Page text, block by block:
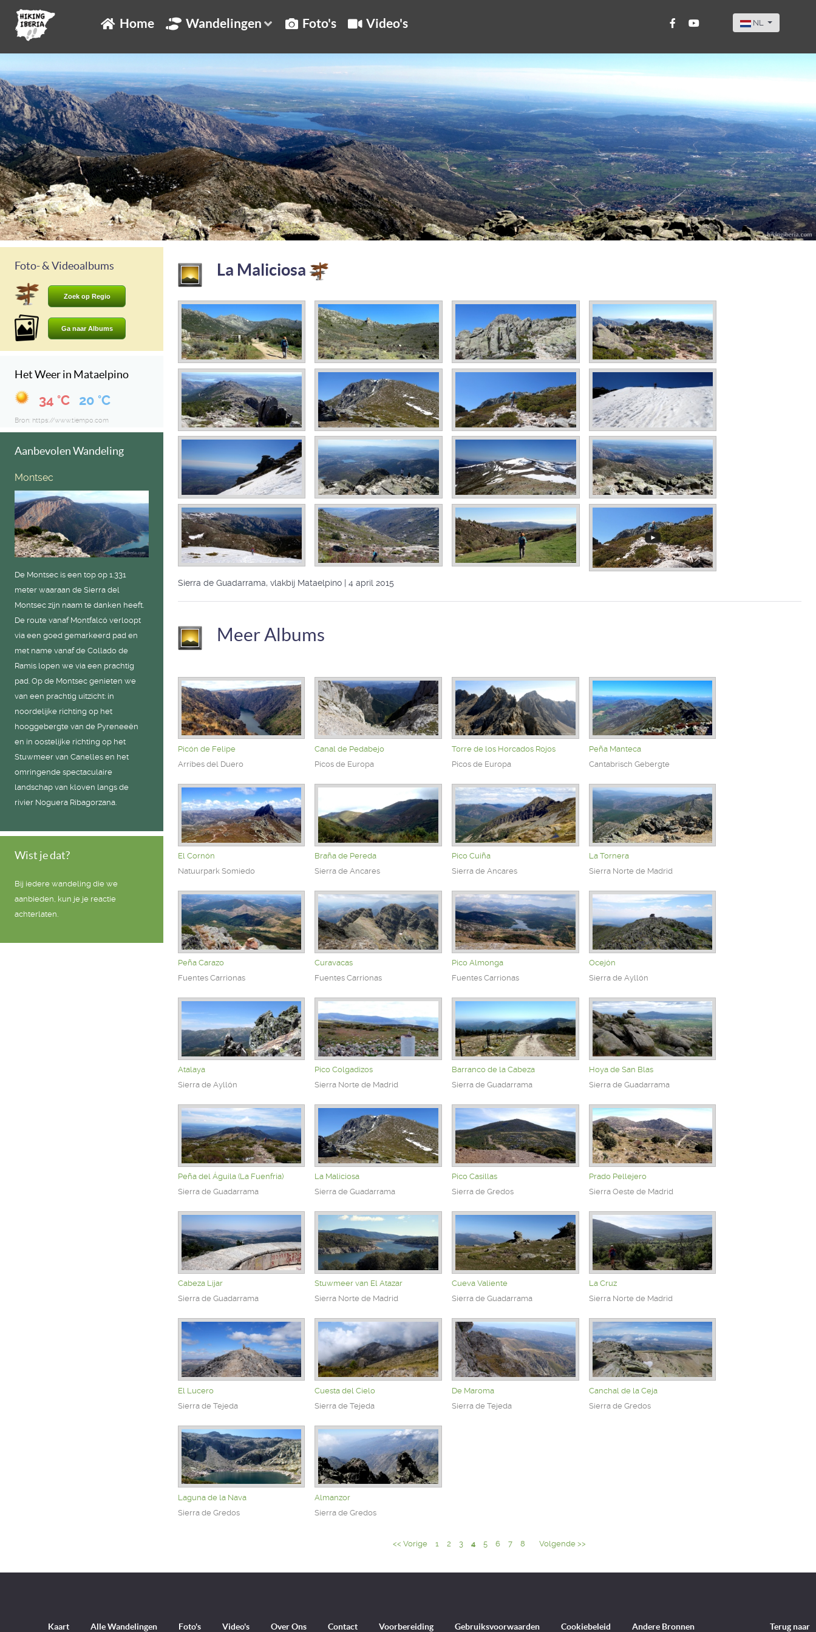
Home Wandelingen Foto's Video's Selecteer de taal
NL
Foto- & Videoalbums
Zoek op Regio
Ga naar Albums
Het Weer in Mataelpino
34 °C 20 °C
Bron: https://www.tiempo.com
Aanbevolen Wandeling
Montsec
De Montsec is een top op 1.331
meter waaraan de Sierra del
Montsec zijn naam te danken heeft.
De route vanaf Montfalcó verloopt
via een goed gemarkeerd pad en
met name vanaf de Collado de
Ramis lopen we via een prachtig
pad. Op de Montsec genieten we
van een prachtig uitzicht: in
noordelijke richting op het
hooggebergte van de Pyreneeën
en in oostelijke richting op het
Stuwmeer van Canelles en het
omringende spectaculaire
landschap van kloven langs de
rivier Noguera Ribagorzana.
Wist je dat?
Bij iedere wandeling die we
aanbieden, kun je je reactie
achterlaten.
La Maliciosa
Sierra de Guadarrama, vlakbij Mataelpino | 4 april 2015
Meer Albums
Picón de Felipe
Arribes del Duero
Canal de Pedabejo
Picos de Europa
Torre de los Horcados Rojos
Picos de Europa
Peña Manteca
Cantabrisch Gebergte
El Cornón
Natuurpark Somiedo
Braña de Pereda
Sierra de Ancares
Pico Cuiña
Sierra de Ancares
La Tornera
Sierra Norte de Madrid
Peña Carazo
Fuentes Carrionas
Curavacas
Fuentes Carrionas
Pico Almonga
Fuentes Carrionas
Ocejón
Sierra de Ayllón
Atalaya
Sierra de Ayllón
Pico Colgadizos
Sierra Norte de Madrid
Barranco de la Cabeza
Sierra de Guadarrama
Hoya de San Blas
Sierra de Guadarrama
Peña del Águila (La Fuenfría)
Sierra de Guadarrama
La Maliciosa
Sierra de Guadarrama
Pico Casillas
Sierra de Gredos
Prado Pellejero
Sierra Oeste de Madrid
Cabeza Líjar
Sierra de Guadarrama
Stuwmeer van El Atazar
Sierra Norte de Madrid
Cueva Valiente
Sierra de Guadarrama
La Cruz
Sierra Norte de Madrid
El Lucero
Sierra de Tejeda
Cuesta del Cielo
Sierra de Tejeda
De Maroma
Sierra de Tejeda
Canchal de la Ceja
Sierra de Gredos
Laguna de la Nava
Sierra de Gredos
Almanzor
Sierra de Gredos
<< Vorige 1 2 3 4 5 6 7 8 Volgende >>
Kaart Alle Wandelingen Foto's Video's Over Ons Contact Voorbereiding Gebruiksvoorwaarden Cookiebeleid Andere Bronnen Terug naar